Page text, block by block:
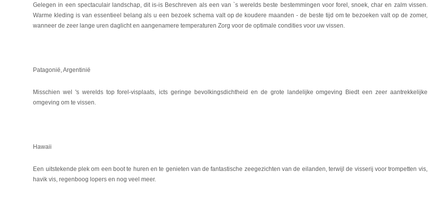
Gelegen in een spectaculair landschap, dit is-is Beschreven als een van `s werelds beste bestemmingen voor forel, snoek, char en zalm vissen.
Warme kleding is van essentieel belang als u een bezoek schema valt op de koudere maanden - de beste tijd om te bezoeken valt op de zomer,
wanneer de zeer lange uren daglicht en aangenamere temperaturen Zorg voor de optimale condities voor uw vissen.
Patagonië, Argentinië
Misschien wel 's werelds top forel-visplaats, icts geringe bevolkingsdichtheid en de grote landelijke omgeving Biedt een zeer aantrekkelijke
omgeving om te vissen.
Hawaii
Een uitstekende plek om een ​​boot te huren en te genieten van de fantastische zeegezichten van de eilanden, terwijl de visserij voor trompetten vis,
havik vis, regenboog lopers en nog veel meer.